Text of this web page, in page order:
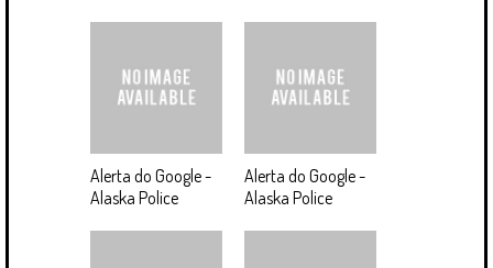
Alerta do Google -
Alaska Police
Alerta do Google -
Alaska Police